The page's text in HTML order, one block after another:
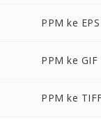
PPM ke EPS
PPM ke GIF
PPM ke